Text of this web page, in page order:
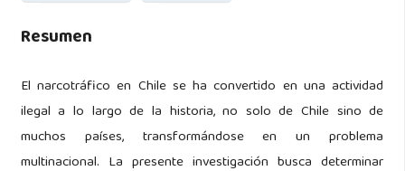
Resumen
El narcotráfico en Chile se ha convertido en una actividad
ilegal a lo largo de la historia, no solo de Chile sino de
muchos países, transformándose en un problema
multinacional. La presente investigación busca determinar